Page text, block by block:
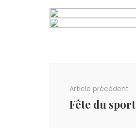
Article précédent
Fête du sport